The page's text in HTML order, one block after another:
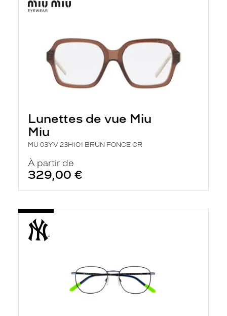
Lunettes de vue Miu
Miu
MU 03YV 23H1O1 BRUN FONCE CR
À partir de
329,00 €